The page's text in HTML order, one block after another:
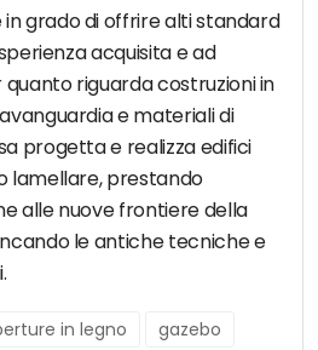
grado di offrire alti standard
acquisita e ad
riguarda costruzioni in
e materiali di
progetta e realizza edifici
lamellare, prestando
alle nuove frontiere della
le antiche tecniche e
in legno
gazebo